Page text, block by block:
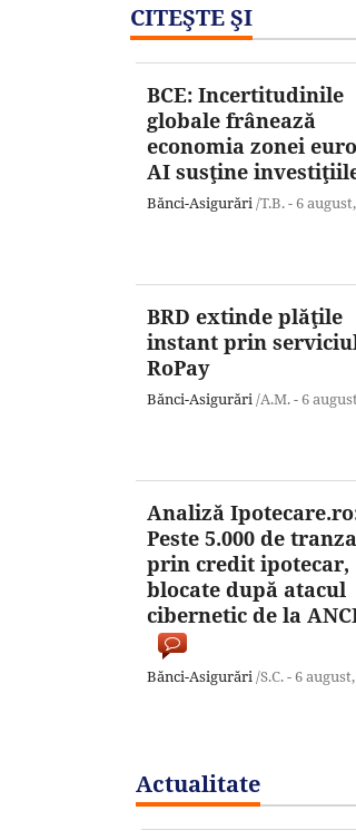
CITEŞTE ŞI
BCE: Incertitudinile
globale frânează
economia zonei
AI susţine
Bănci-Asigurări /T.B. -6 august,
BRD extinde plăţile
instant prin
RoPay
Bănci-Asigurări /A.M. -6
Analiză
Peste 5.000 de
prin credit ipotecar,
blocate după atacul
cibernetic de la
Bănci-Asigurări /S.C. -6 august,
Actualitate